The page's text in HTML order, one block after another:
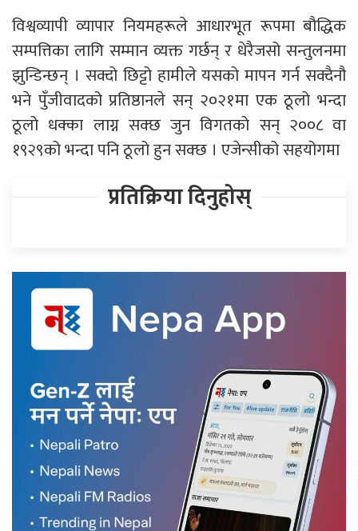
विश्वव्यापी व्यापार नियमहरूले आधारभूत रूपमा बौद्धिक
सम्पत्तिका लागि सम्मान व्यक्त गर्छन् र धेरैजसो सन्तुलनमा
झुन्डिन्छन् । सक्दो छिट्टो हामीले यसको मापन गर्न सक्दैनौ
भने पुँजीवादको प्रतिष्ठानले सन् २०२१मा एक ठूलो भन्दा
ठूलो धक्का लाग्न सक्छ जुन विगतको सन् २००८ वा
१९२९को भन्दा पनि ठूलो हुन सक्छ । एजेन्सीको सहयोगमा
प्रतिक्रिया दिनुहोस्